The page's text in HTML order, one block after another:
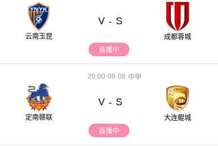
云南玉昆
V - S
成都蓉城
直播中
08-08
20:00 中甲
定南赣联
V - S
大连鲲城
直播中